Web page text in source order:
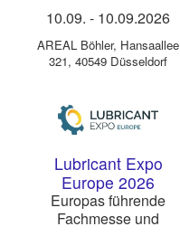
10.09. - 10.09.2026
AREAL Böhler, Hansaallee
321, 40549 Düsseldorf
Lubricant Expo
Europe 2026
Europas führende
Fachmesse und